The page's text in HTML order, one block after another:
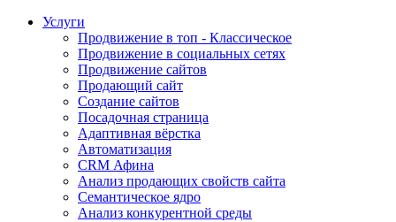
Услуги
Продвижение в топ - Классическое
Продвижение в социальных сетях
Продвижение сайтов
Продающий сайт
Создание сайтов
Посадочная страница
Адаптивная вёрстка
Автоматизация
CRM Афина
Анализ продающих свойств сайта
Семантическое ядро
Анализ конкурентной среды